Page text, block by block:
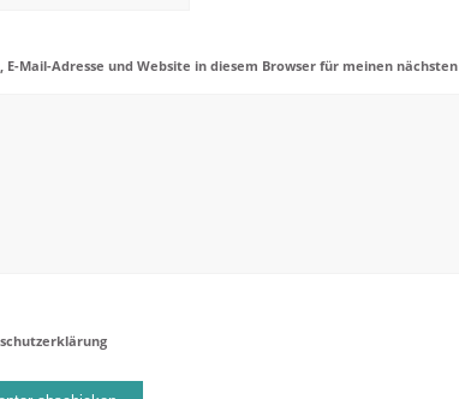
E-Mail-Adresse und Website in diesem Browser für meinen